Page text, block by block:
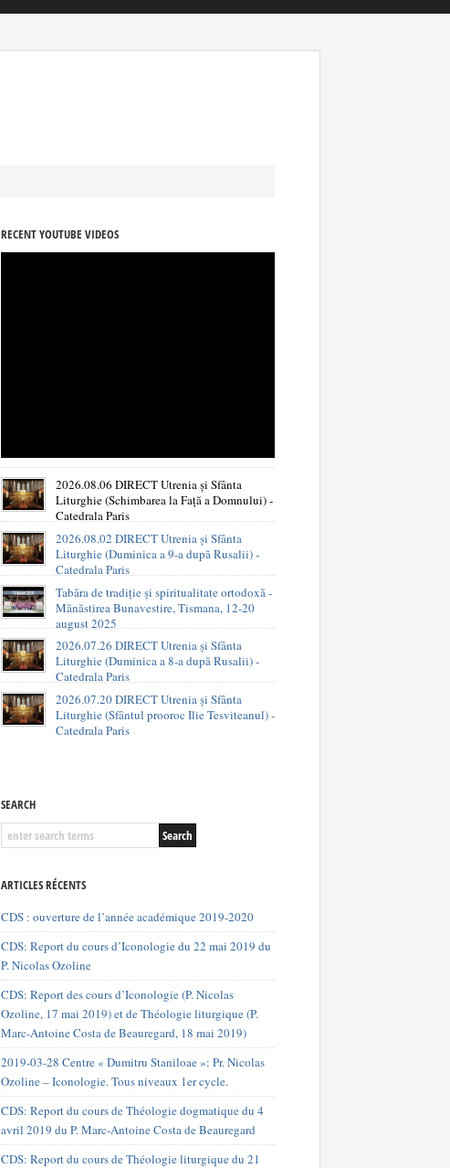
RECENT YOUTUBE VIDEOS
2026.08.06 DIRECT Utrenia și Sfânta
Liturghie (Schimbarea la Față a Domnului) -
Catedrala Paris
2026.08.02 DIRECT Utrenia și Sfânta
Liturghie (Duminica a 9-a după Rusalii) -
Catedrala Paris
Tabăra de tradiție și spiritualitate ortodoxă -
Mănăstirea Bunavestire, Tismana, 12-20
august 2025
2026.07.26 DIRECT Utrenia și Sfânta
Liturghie (Duminica a 8-a după Rusalii) -
Catedrala Paris
2026.07.20 DIRECT Utrenia și Sfânta
Liturghie (Sfântul prooroc Ilie Tesviteanul) -
Catedrala Paris
SEARCH
ARTICLES RÉCENTS
CDS : ouverture de l’année académique 2019-2020
CDS: Report du cours d’Iconologie du 22 mai 2019 du
P. Nicolas Ozoline
CDS: Report des cours d’Iconologie (P. Nicolas
Ozoline, 17 mai 2019) et de Théologie liturgique (P.
Marc-Antoine Costa de Beauregard, 18 mai 2019)
2019-03-28 Centre « Dumitru Staniloae »: Pr. Nicolas
Ozoline – Iconologie. Tous niveaux 1er cycle.
CDS: Report du cours de Théologie dogmatique du 4
avril 2019 du P. Marc-Antoine Costa de Beauregard
CDS: Report du cours de Théologie liturgique du 21